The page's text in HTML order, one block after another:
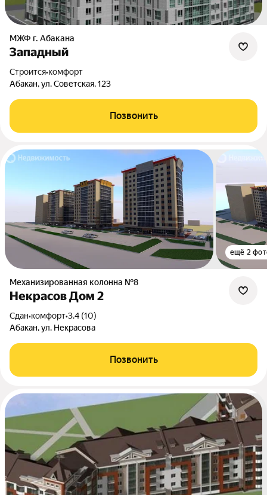
МЖФ г. Абакана
Западный
Строится•комфорт
Абакан, ул. Советская, 123
Позвонить
ещё 2
Механизированная колонна №8
Некрасов Дом 2
Сдан•комфорт•3.4 (10)
Абакан, ул. Некрасова
Позвонить